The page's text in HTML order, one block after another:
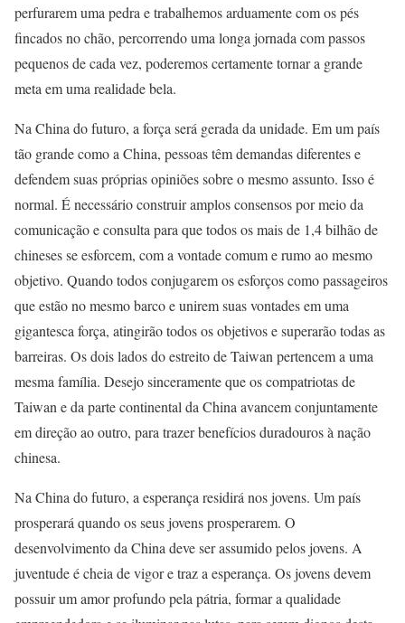
perfurarem uma pedra e trabalhemos arduamente com os pés
fincados no chão, percorrendo uma longa jornada com passos
pequenos de cada vez, poderemos certamente tornar a grande
meta em uma realidade bela.
Na China do futuro, a força será gerada da unidade. Em um país
tão grande como a China, pessoas têm demandas diferentes e
defendem suas próprias opiniões sobre o mesmo assunto. Isso é
normal. É necessário construir amplos consensos por meio da
comunicação e consulta para que todos os mais de 1,4 bilhão de
chineses se esforcem, com a vontade comum e rumo ao mesmo
objetivo. Quando todos conjugarem os esforços como passageiros
que estão no mesmo barco e unirem suas vontades em uma
gigantesca força, atingirão todos os objetivos e superarão todas as
barreiras. Os dois lados do estreito de Taiwan pertencem a uma
mesma família. Desejo sinceramente que os compatriotas de
Taiwan e da parte continental da China avancem conjuntamente
em direção ao outro, para trazer benefícios duradouros à nação
chinesa.
Na China do futuro, a esperança residirá nos jovens. Um país
prosperará quando os seus jovens prosperarem. O
desenvolvimento da China deve ser assumido pelos jovens. A
juventude é cheia de vigor e traz a esperança. Os jovens devem
possuir um amor profundo pela pátria, formar a qualidade